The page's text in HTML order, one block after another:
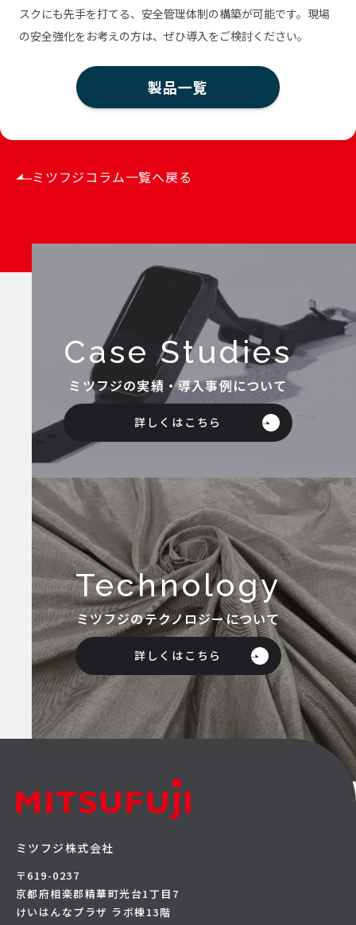
スクにも先手を打てる、安全管理体制の構築が可能です。現場
の安全強化をお考えの方は、ぜひ導入をご検討ください。
製品一覧
ミツフジコラム一覧へ戻る
Case Studies
ミツフジの実績・導入事例について
詳しくはこちら
Technology
ミツフジのテクノロジーについて
詳しくはこちら
ミツフジ株式会社
〒619-0237
京都府相楽郡精華町光台1丁目7
けいはんなプラザ ラボ棟13階